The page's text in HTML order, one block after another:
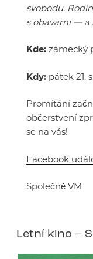
svobodu.
s obavami — a
Kde: zámecký
Kdy: pátek 21.
Promítání
občerstvení
se na vás!
Facebook
Společně VM
Letní kino –